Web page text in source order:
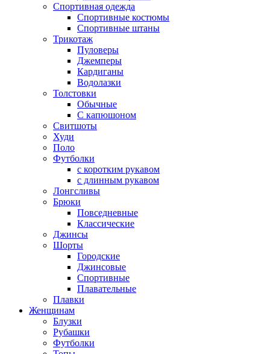
Спортивная одежда
Спортивные костюмы
Спортивные штаны
Трикотаж
Пуловеры
Джемперы
Кардиганы
Водолазки
Толстовки
Обычные
С капюшоном
Свитшоты
Худи
Поло
Футболки
с коротким рукавом
с длинным рукавом
Лонгсливы
Брюки
Повседневные
Классические
Джинсы
Шорты
Городские
Джинсовые
Спортивные
Плавательные
Плавки
Женщинам
Блузки
Рубашки
Футболки